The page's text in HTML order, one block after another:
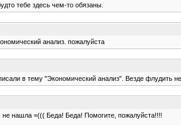
тебе здесь чем-то обязаны.
анализ. пожалуйста
в тему "Экономический анализ". Везде флудить не
не нашла =((( Беда! Беда! Помогите, пожалуйста!!!!